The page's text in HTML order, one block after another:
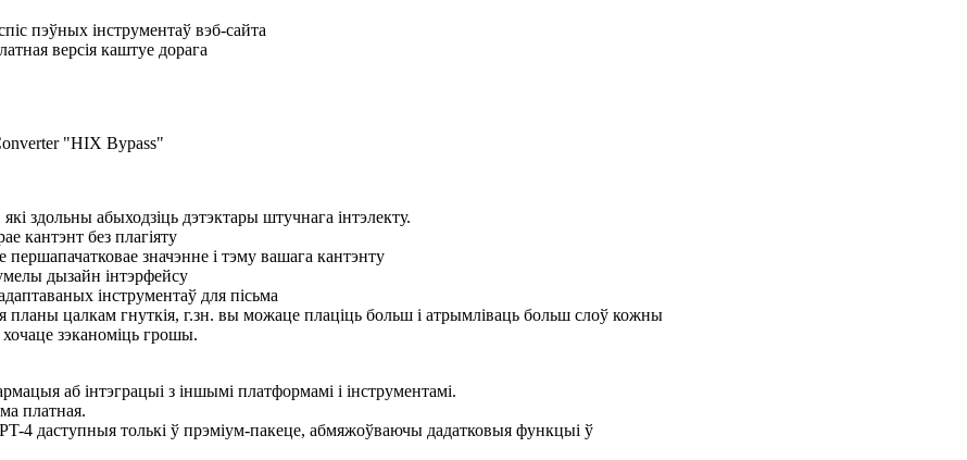
пэўных інструментаў вэб-сайта
версія каштуе дорага
здольны абыходзіць дэтэктары штучнага інтэлекту.
кантэнт без плагіяту
першапачатковае значэнне і тэму вашага кантэнту
дызайн інтэрфейсу
інструментаў для пісьма
планы цалкам гнуткія, г.зн. вы можаце плаціць больш і атрымліваць больш слоў кожны
зэканоміць грошы.
аб інтэграцыі з іншымі платформамі і інструментамі.
платная.
4 даступныя толькі ў прэміум-пакеце, абмяжоўваючы дадатковыя функцыі ў